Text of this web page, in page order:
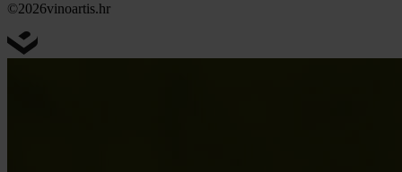
©2026vinoartis.hr